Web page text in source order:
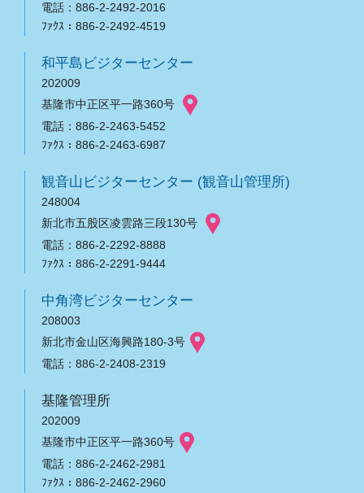
電話：886-2-2492-2016
ﾌｧｸｽ：886-2-2492-4519
和平島ビジターセンター
202009
基隆市中正区平一路360号
電話：886-2-2463-5452
ﾌｧｸｽ：886-2-2463-6987
観音山ビジターセンター (観音山管理所)
248004
新北市五股区凌雲路三段130号
電話：886-2-2292-8888
ﾌｧｸｽ：886-2-2291-9444
中角湾ビジターセンター
208003
新北市金山区海興路180-3号
電話：886-2-2408-2319
基隆管理所
202009
基隆市中正区平一路360号
電話：886-2-2462-2981
ﾌｧｸｽ：886-2-2462-2960